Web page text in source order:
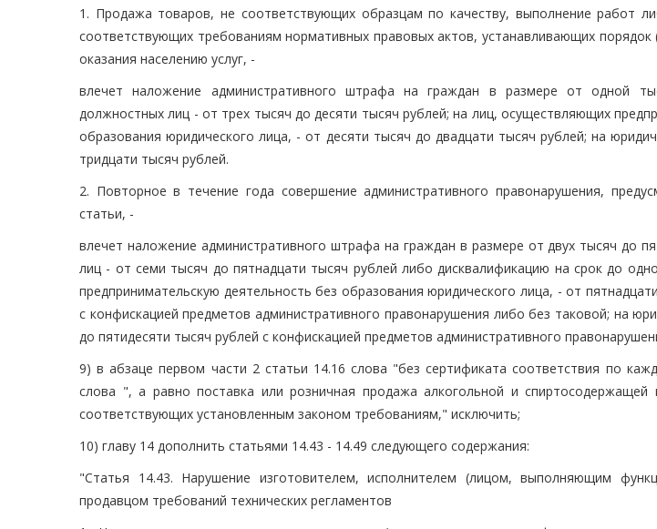
1. Продажа товаров, не соответствующих образцам по качеству, выполнение работ
соответствующих требованиям нормативных правовых актов, устанавливающих
оказания населению услуг, -
влечет наложение административного штрафа на граждан в размере от одной
должностных лиц - от трех тысяч до десяти тысяч рублей; на лиц, осуществляющих
образования юридического лица, - от десяти тысяч до двадцати тысяч рублей; на
тридцати тысяч рублей.
2. Повторное в течение года совершение административного правонарушения,
статьи, -
влечет наложение административного штрафа на граждан в размере от двух тысяч до
лиц - от семи тысяч до пятнадцати тысяч рублей либо дисквалификацию на срок до
предпринимательскую деятельность без образования юридического лица, - от
с конфискацией предметов административного правонарушения либо без таковой; на
до пятидесяти тысяч рублей с конфискацией предметов административного
9) в абзаце первом части 2 статьи 14.16 слова "без сертификата соответствия по
слова ", а равно поставка или розничная продажа алкогольной и спиртосодержащей
соответствующих установленным законом требованиям," исключить;
10) главу 14 дополнить статьями 14.43 - 14.49 следующего содержания:
"Статья 14.43. Нарушение изготовителем, исполнителем (лицом, выполняющим
продавцом требований технических регламентов